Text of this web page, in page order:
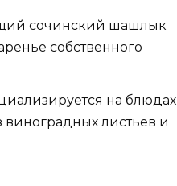
сочинский шашлык
собственного
на блюдах
виноградных листьев и